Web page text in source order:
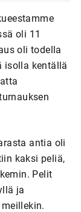
oli 11
oli todella
isolla kentällä
antia oli
kaksi peliä,
Pelit
ja